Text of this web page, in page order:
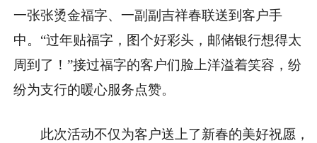
一张张烫金福字、一副副吉祥春联送到客户手
中。“过年贴福字，图个好彩头，邮储银行想得太
周到了！”接过福字的客户们脸上洋溢着笑容，纷
纷为支行的暖心服务点赞。
此次活动不仅为客户送上了新春的美好祝愿，